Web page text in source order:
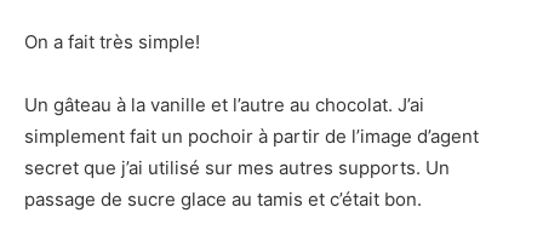
On a fait très simple!
Un gâteau à la vanille et l’autre au chocolat. J’ai
simplement fait un pochoir à partir de l’image d’agent
secret que j’ai utilisé sur mes autres supports. Un
passage de sucre glace au tamis et c’était bon.